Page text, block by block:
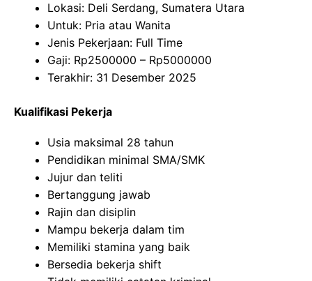
Lokasi: Deli Serdang, Sumatera Utara
Untuk: Pria atau Wanita
Jenis Pekerjaan: Full Time
Gaji: Rp2500000 – Rp5000000
Terakhir: 31 Desember 2025
Kualifikasi Pekerja
Usia maksimal 28 tahun
Pendidikan minimal SMA/SMK
Jujur dan teliti
Bertanggung jawab
Rajin dan disiplin
Mampu bekerja dalam tim
Memiliki stamina yang baik
Bersedia bekerja shift